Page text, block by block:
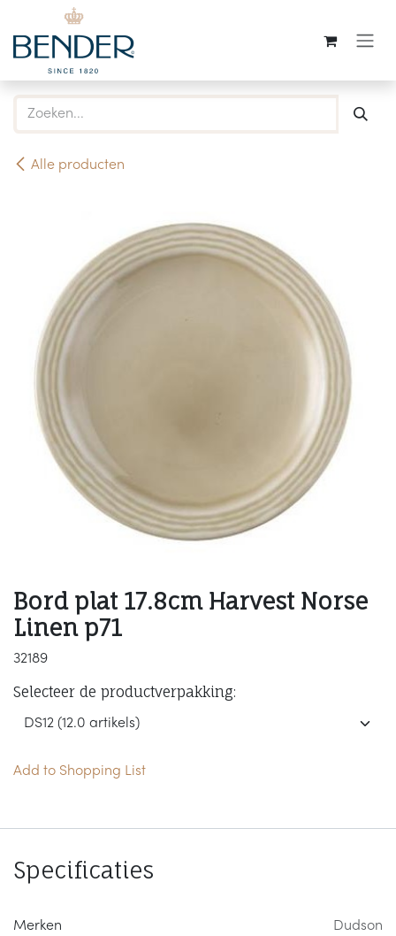
Overslaan naar inhoud
Alle producten
Bord plat 17.8cm Harvest Norse
Linen p71
32189
Selecteer de productverpakking:
Add to Shopping List
Specificaties
Merken Dudson